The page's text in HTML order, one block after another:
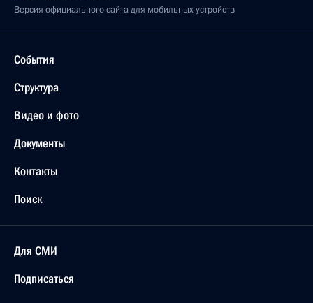
Версия официального сайта для мобильных устройств
События
Структура
Видео и фото
Документы
Контакты
Поиск
Для СМИ
Подписаться